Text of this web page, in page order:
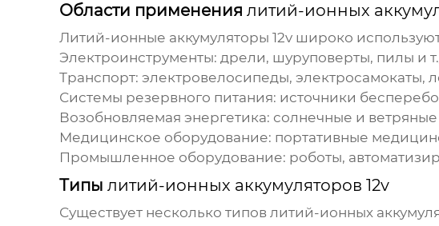
Области применения литий-ионных
Литий-ионные аккумуляторы 12vшироко
Электроинструменты: дрели, шуруповерты, пилы и
Транспорт: электровелосипеды, электросамокаты,
Системы резервного питания: источники
Возобновляемая энергетика: солнечные и
Медицинское оборудование: портативные
Промышленное оборудование: роботы,
Типы литий-ионных аккумуляторов 12v
Существует несколько типов литий-ионных